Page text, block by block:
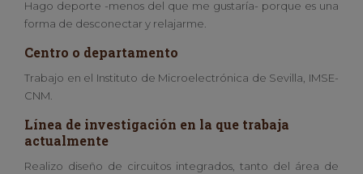
Hago deporte -menos del que me gustaría- porque es una
forma de desconectar y relajarme.
Centro o departamento
Trabajo en el Instituto de Microelectrónica de Sevilla, IMSE-
CNM.
Línea de investigación en la que trabaja
actualmente
Realizo diseño de circuitos integrados, tanto del área de